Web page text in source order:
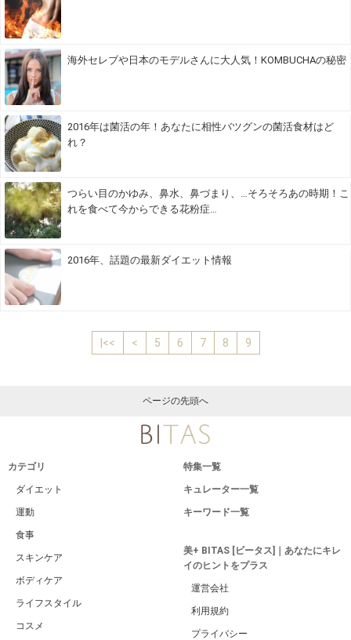
海外セレブや日本のモデルさんに大人気！KOMBUCHAの秘密
2016年は菌活の年！あなたに相性バツグンの菌活食材はど
れ？
つらい目のかゆみ、鼻水、鼻づまり、…そろそろあの時期！こ
れを食べて今からできる花粉症…
2016年、話題の最新ダイエット情報
|<< < 5 6 7 8 9
ページの先頭へ
カテゴリ
ダイエット
運動
食事
スキンケア
ボディケア
ライフスタイル
コスメ
特集一覧
キュレーター一覧
キーワード一覧
美+ BITAS [ビータス]｜あなたにキレ
イのヒントをプラス
運営会社
利用規約
プライバシー